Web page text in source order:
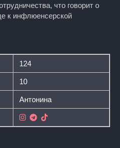
что говорит о
к инфлюенсерской
124
10
Антонина